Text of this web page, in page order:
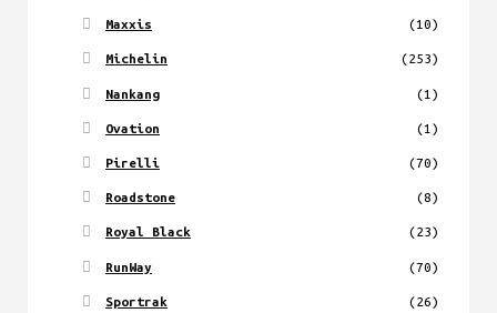
Maxxis (10)
Michelin (253)
Nankang (1)
Ovation (1)
Pirelli (70)
Roadstone (8)
Royal Black (23)
RunWay (70)
Sportrak (26)